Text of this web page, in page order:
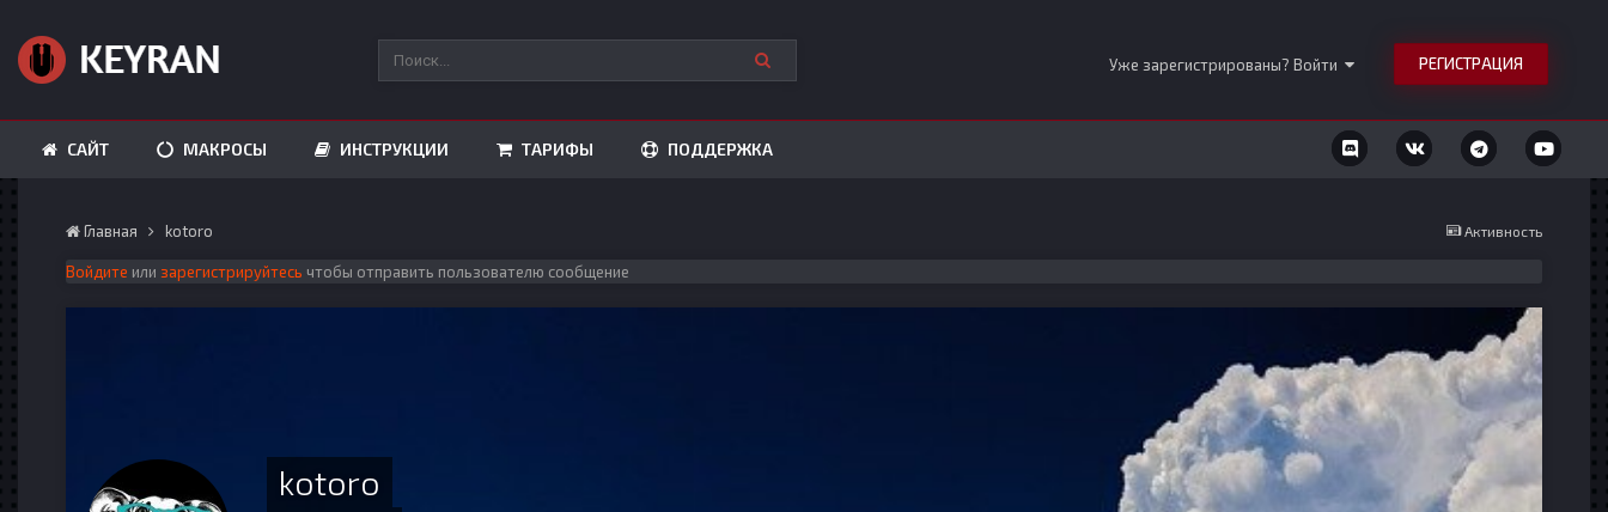
Уже зарегистрированы? Войти РЕГИСТРАЦИЯ
САЙТ МАКРОСЫ ИНСТРУКЦИИ ТАРИФЫ ПОДДЕРЖКА
Активность
Главная kotoro
Войдите или зарегистрируйтесь чтобы отправить пользователю сообщение
kotoro